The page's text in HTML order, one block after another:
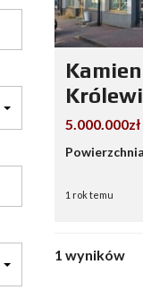
5.000.000zł
1 rok temu
1 wyników